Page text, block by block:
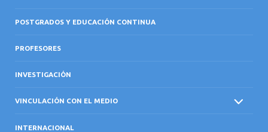
POSTGRADOS Y EDUCACIÓN CONTINUA
PROFESORES
INVESTIGACIÓN
VINCULACIÓN CON EL MEDIO
INTERNACIONAL